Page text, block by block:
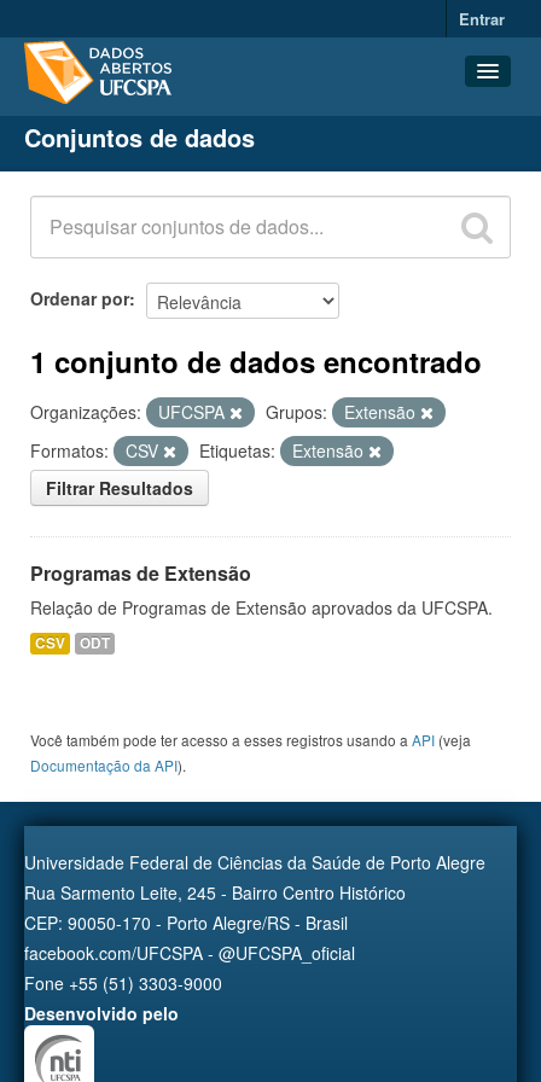
Entrar
Conjuntos de dados
Organizações
Grupos
Sobre
Conjuntos de dados
Ordenar por
1 conjunto de dados encontrado
Organizações: UFCSPA Grupos:
Extensão
Formatos:
CSV Etiquetas:
Extensão
Filtrar Resultados
Programas de Extensão
Relação de Programas de Extensão aprovados da UFCSPA.
CSV ODT
Você também pode ter acesso a esses registros usando a API (veja
Documentação da API).
Universidade Federal de Ciências da Saúde de Porto Alegre
Rua Sarmento Leite, 245 - Bairro Centro Histórico
CEP: 90050-170 - Porto Alegre/RS - Brasil
facebook.com/UFCSPA - @UFCSPA_oficial
Fone +55 (51) 3303-9000
Desenvolvido pelo